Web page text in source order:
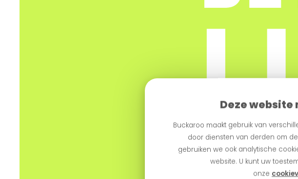
Deze
Buckaroo maakt gebruik van
door diensten van derden om
gebruiken we ook analytische
website. U kunt uw
onze